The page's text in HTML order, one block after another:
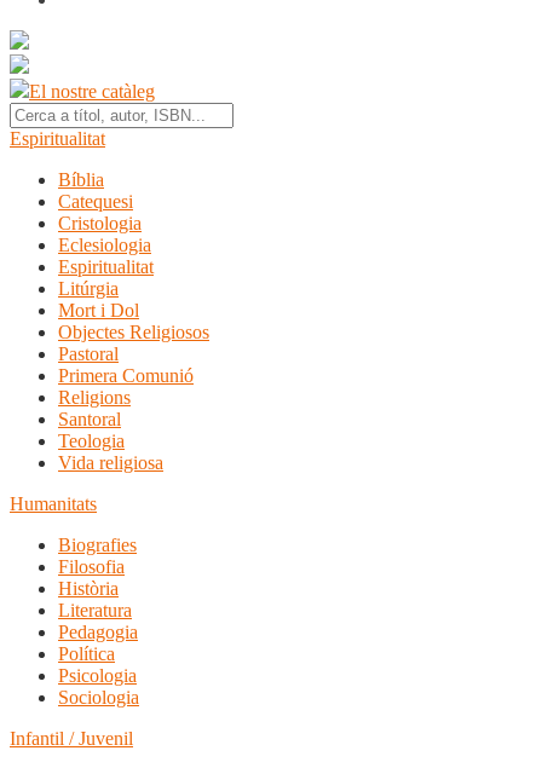
El nostre catàleg
Espiritualitat
Bíblia
Catequesi
Cristologia
Eclesiologia
Espiritualitat
Litúrgia
Mort i Dol
Objectes Religiosos
Pastoral
Primera Comunió
Religions
Santoral
Teologia
Vida religiosa
Humanitats
Biografies
Filosofia
Història
Literatura
Pedagogia
Política
Psicologia
Sociologia
Infantil / Juvenil